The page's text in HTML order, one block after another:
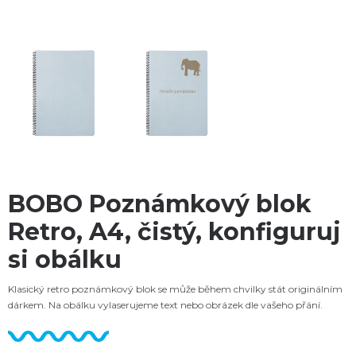
BOBO Poznámkový blok
Retro, A4, čistý, konfiguruj
si obálku
Klasický retro poznámkový blok se může během chvilky stát originálním
dárkem. Na obálku vylaserujeme text nebo obrázek dle vašeho přání.